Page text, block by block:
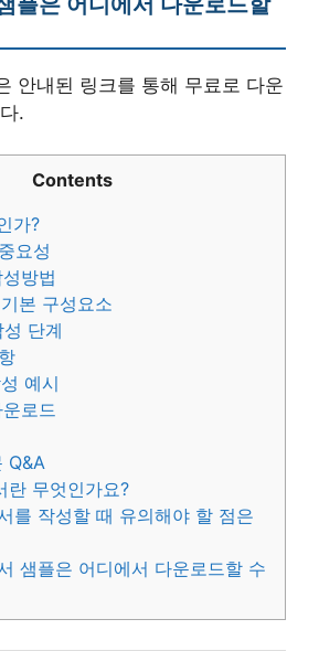
안내된 링크를 통해 무료로 다운
.
Contents
가?
요성
방법
본 구성요소
단계
예시
로드
Q&A
란 무엇인가요?
를 작성할 때 유의해야 할 점은
샘플은 어디에서 다운로드할 수